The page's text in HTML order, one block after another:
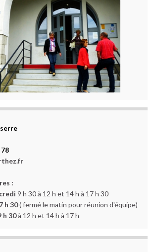
:
9 h 30 à 12 h et 14 h à 17 h 30
h 30( fermé le matin pour réunion d'équipe)
h 30à 12 h et 14 h à 17 h